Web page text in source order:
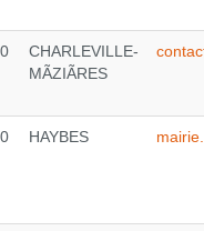
CHARLEVILLE-
MÃZIÃRES
HAYBES